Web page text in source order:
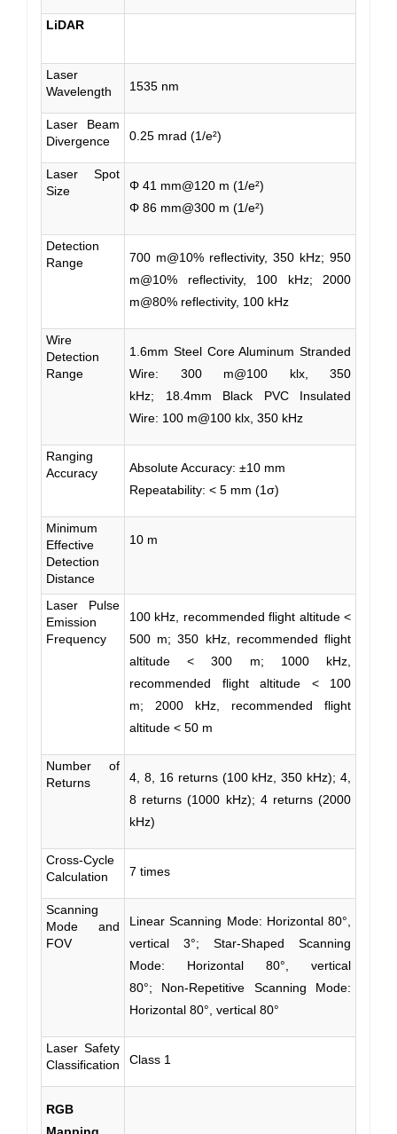
LiDAR
Laser
Wavelength
1535 nm
Laser Beam
Divergence
0.25 mrad (1/e²)
Laser Spot
Size
Φ 41 mm@120 m (1/e²)
Φ 86 mm@300 m (1/e²)
Detection
Range
700 m@10% reflectivity, 350 kHz; 950
m@10% reflectivity, 100 kHz; 2000
m@80% reflectivity, 100 kHz
Wire
Detection
Range
1.6mm Steel Core Aluminum Stranded
Wire: 300 m@100 klx, 350
kHz; 18.4mm Black PVC Insulated
Wire: 100 m@100 klx, 350 kHz
Ranging
Accuracy
Absolute Accuracy: ±10 mm
Repeatability: < 5 mm (1σ)
Minimum
Effective
Detection
Distance
10 m
Laser Pulse
Emission
Frequency
100 kHz, recommended flight altitude <
500 m; 350 kHz, recommended flight
altitude < 300 m; 1000 kHz,
recommended flight altitude < 100
m; 2000 kHz, recommended flight
altitude < 50 m
Number of
Returns
4, 8, 16 returns (100 kHz, 350 kHz); 4,
8 returns (1000 kHz); 4 returns (2000
kHz)
Cross-Cycle
Calculation
7 times
Scanning
Mode and
FOV
Linear Scanning Mode: Horizontal 80°,
vertical 3°; Star-Shaped Scanning
Mode: Horizontal 80°, vertical
80°; Non-Repetitive Scanning Mode:
Horizontal 80°, vertical 80°
Laser Safety
Classification
Class 1
RGB